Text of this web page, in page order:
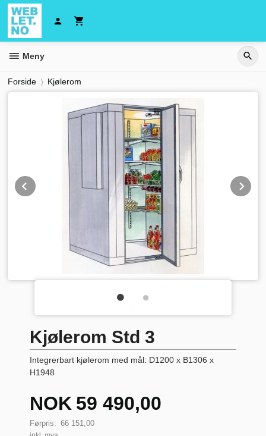
Gå
innholdet
Meny
Forside Kjølerom
Prev
Kjølerom Std 3
Integrerbart kjølerom med mål: D1200 x B1306 x
H1948
Tilbud
NOK 59 490,00
Førpris: 66 151,00